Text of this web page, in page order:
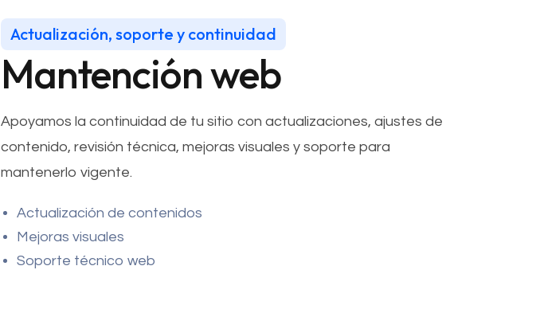
Actualización, soporte y continuidad
Mantención web
Apoyamos la continuidad de tu sitio con actualizaciones, ajustes de
contenido, revisión técnica, mejoras visuales y soporte para
mantenerlo vigente.
Actualización de contenidos
Mejoras visuales
Soporte técnico web